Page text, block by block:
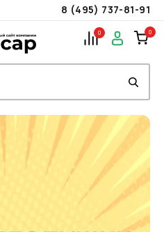
8 (495) 737-81-91
0 0